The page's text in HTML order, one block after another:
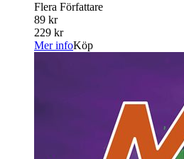
Flera Författare
89 kr
229 kr
Mer infoKöp